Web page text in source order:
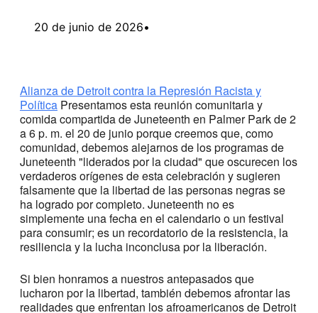
20 de junio de 2026•
Alianza de Detroit contra la Represión Racista y
Política Presentamos esta reunión comunitaria y
comida compartida de Juneteenth en Palmer Park de 2
a 6 p. m. el 20 de junio porque creemos que, como
comunidad, debemos alejarnos de los programas de
Juneteenth "liderados por la ciudad" que oscurecen los
verdaderos orígenes de esta celebración y sugieren
falsamente que la libertad de las personas negras se
ha logrado por completo. Juneteenth no es
simplemente una fecha en el calendario o un festival
para consumir; es un recordatorio de la resistencia, la
resiliencia y la lucha inconclusa por la liberación.
Si bien honramos a nuestros antepasados que
lucharon por la libertad, también debemos afrontar las
realidades que enfrentan los afroamericanos de Detroit